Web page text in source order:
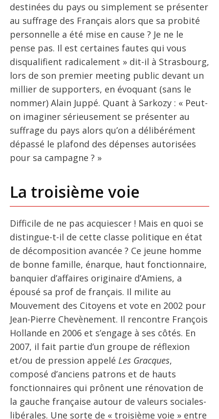
destinées du pays ou simplement se présenter
au suffrage des Français alors que sa probité
personnelle a été mise en cause ? Je ne le
pense pas. Il est certaines fautes qui vous
disqualifient radicalement » dit-il à Strasbourg,
lors de son premier meeting public devant un
millier de supporters, en évoquant (sans le
nommer) Alain Juppé. Quant à Sarkozy : « Peut-
on imaginer sérieusement se présenter au
suffrage du pays alors qu’on a délibérément
dépassé le plafond des dépenses autorisées
pour sa campagne ? »
La troisième voie
Difficile de ne pas acquiescer ! Mais en quoi se
distingue-t-il de cette classe politique en état
de décomposition avancée ? Ce jeune homme
de bonne famille, énarque, haut fonctionnaire,
banquier d’affaires originaire d’Amiens, a
épousé sa prof de français. Il milite au
Mouvement des Citoyens et vote en 2002 pour
Jean-Pierre Chevènement. Il rencontre François
Hollande en 2006 et s’engage à ses côtés. En
2007, il fait partie d’un groupe de réflexion
et/ou de pression appelé Les Gracques,
composé d’anciens patrons et de hauts
fonctionnaires qui prônent une rénovation de
la gauche française autour de valeurs sociales-
libérales. Une sorte de « troisième voie » entre